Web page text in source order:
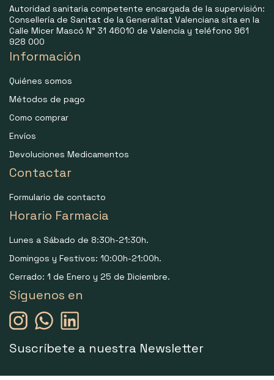
Autoridad sanitaria competente encargada de la supervisión:
Consellería de Sanitat de la Generalitat Valenciana sita en la
Calle Micer Mascó N° 31 46010 de Valencia y teléfono 961
928 000
Información
Quiénes somos
Métodos de pago
Como comprar
Envíos
Devoluciones Medicamentos
Contactar
Formulario de contacto
Horario Farmacia
Lunes a Sábado de 8:30h-21:30h.
Domingos y Festivos: 10:00h-21:00h.
Cerrado: 1 de Enero y 25 de Diciembre.
Síguenos en
Suscríbete a nuestra Newsletter